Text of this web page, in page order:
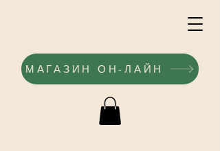
МАГАЗИН ОН-ЛАЙН